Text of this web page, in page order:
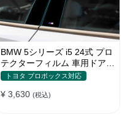
BMW 5シリーズ i5 24式 プロ
テクターフィルム 車用ドアフ
ィルム 車包装フィルム チッ
トヨタ プロボックス対応
¥ 3,630 (税込)